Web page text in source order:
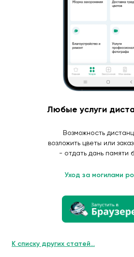
Любые услуги
Возможность
возложить цветы или
- отдать дань памяти
Уход за могилами
К списку других статей...